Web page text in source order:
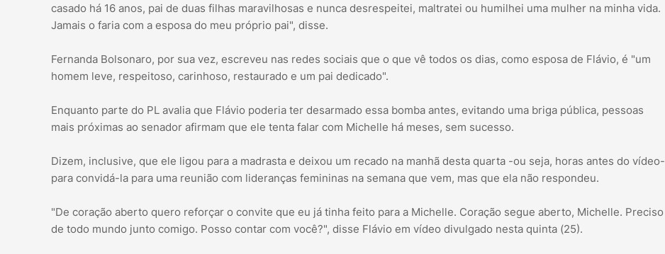
casado há 16 anos, pai de duas filhas maravilhosas e nunca desrespeitei, maltratei ou humilhei uma mulher na minha vida.
Jamais o faria com a esposa do meu próprio pai", disse.
Fernanda Bolsonaro, por sua vez, escreveu nas redes sociais que o que vê todos os dias, como esposa de Flávio, é "um
homem leve, respeitoso, carinhoso, restaurado e um pai dedicado".
Enquanto parte do PL avalia que Flávio poderia ter desarmado essa bomba antes, evitando uma briga pública, pessoas
mais próximas ao senador afirmam que ele tenta falar com Michelle há meses, sem sucesso.
Dizem, inclusive, que ele ligou para a madrasta e deixou um recado na manhã desta quarta -ou seja, horas antes do vídeo-
para convidá-la para uma reunião com lideranças femininas na semana que vem, mas que ela não respondeu.
"De coração aberto quero reforçar o convite que eu já tinha feito para a Michelle. Coração segue aberto, Michelle. Preciso
de todo mundo junto comigo. Posso contar com você?", disse Flávio em vídeo divulgado nesta quinta (25).